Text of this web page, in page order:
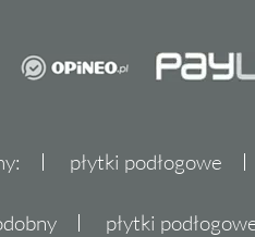
płytki podłogowe
płytki